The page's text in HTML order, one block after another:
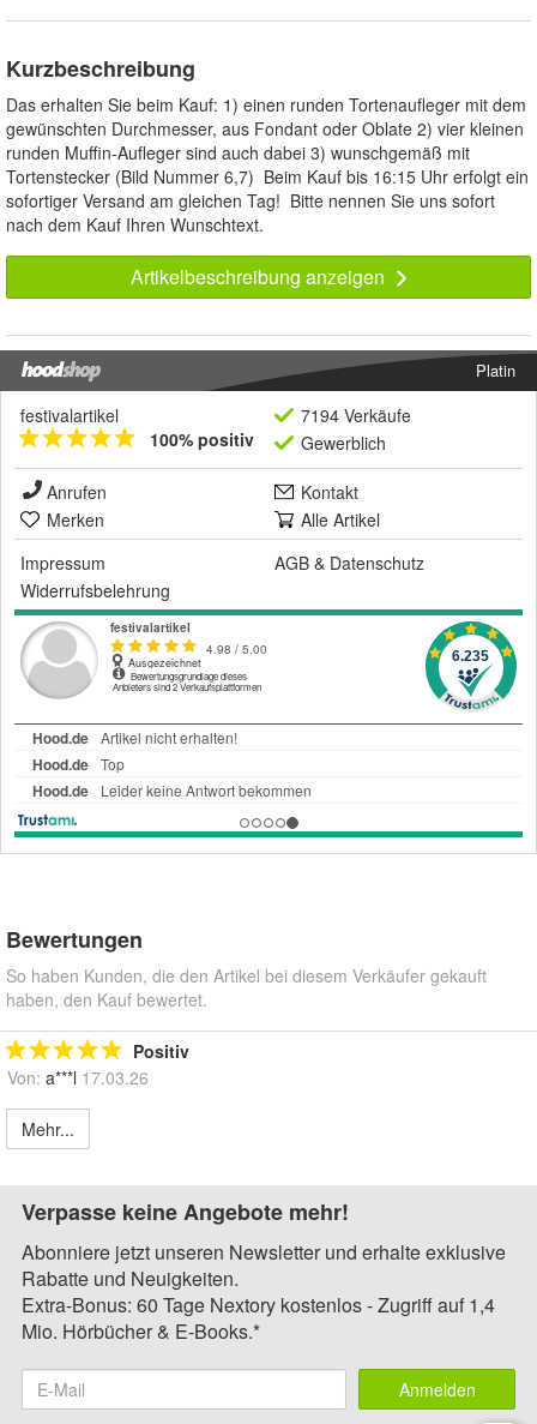
Kurzbeschreibung
Das erhalten Sie beim Kauf: 1) einen runden Tortenaufleger mit dem
gewünschten Durchmesser, aus Fondant oder Oblate 2) vier kleinen
runden Muffin-Aufleger sind auch dabei 3) wunschgemäß mit
Tortenstecker (Bild Nummer 6,7) Beim Kauf bis 16:15 Uhr erfolgt ein
sofortiger Versand am gleichen Tag! Bitte nennen Sie uns sofort
nach dem Kauf Ihren Wunschtext.
Artikelbeschreibung anzeigen
Platin
festivalartikel
100% positiv
7194 Verkäufe
Gewerblich
Anrufen
Kontakt
Merken
Alle Artikel
Impressum
AGB & Datenschutz
Widerrufsbelehrung
Bewertungen
So haben Kunden, die den Artikel bei diesem Verkäufer gekauft
haben, den Kauf bewertet.
Positiv
Von: a***l 17.03.26
Mehr...
Verpasse keine Angebote mehr!
Abonniere jetzt unseren Newsletter und erhalte exklusive
Rabatte und Neuigkeiten.
Extra-Bonus: 60 Tage Nextory kostenlos - Zugriff auf 1,4
Mio. Hörbücher & E-Books.*
Anmelden